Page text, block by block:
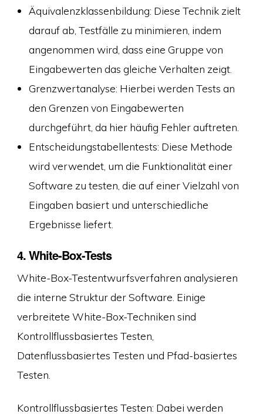
Äquivalenzklassenbildung: Diese Technik zielt
darauf ab, Testfälle zu minimieren, indem
angenommen wird, dass eine Gruppe von
Eingabewerten das gleiche Verhalten zeigt.
Grenzwertanalyse: Hierbei werden Tests an
den Grenzen von Eingabewerten
durchgeführt, da hier häufig Fehler auftreten.
Entscheidungstabellentests: Diese Methode
wird verwendet, um die Funktionalität einer
Software zu testen, die auf einer Vielzahl von
Eingaben basiert und unterschiedliche
Ergebnisse liefert.
4. White-Box-Tests
White-Box-Testentwurfsverfahren analysieren
die interne Struktur der Software. Einige
verbreitete White-Box-Techniken sind
Kontrollflussbasiertes Testen,
Datenflussbasiertes Testen und Pfad-basiertes
Testen.
Kontrollflussbasiertes Testen: Dabei werden